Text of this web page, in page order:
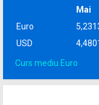
Mai
Euro
USD
Curs mediu Euro